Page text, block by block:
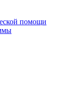
помощи